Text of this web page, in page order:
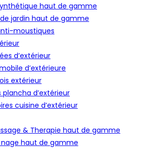
haut de gamme
jardin haut de gamme
moustiques
d’extérieur
d’extérieure
extérieur
plancha d’extérieur
cuisine d’extérieur
& Therapie haut de gamme
nage haut de gamme